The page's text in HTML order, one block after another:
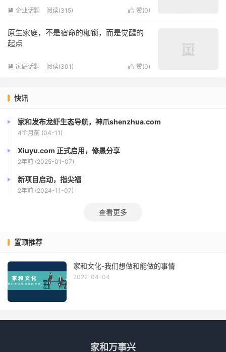
 赞(0)
 企业话题 阅读(315)
原生家庭，不是宿命的枷锁，而是觉醒的
起点
 赞(0)
 家庭话题 阅读(301)
快讯
家和发布龙虾生态导航，神爪shenzhua.com
4个月前 (04-11)
Xiuyu.com 正式启用，修愚分享
2年前 (2025-01-07)
新项目启动，指尖福
2年前 (2024-11-07)
查看更多
置顶推荐
家和文化-我们想做和能做的事情
2022-04-04
家和万事兴